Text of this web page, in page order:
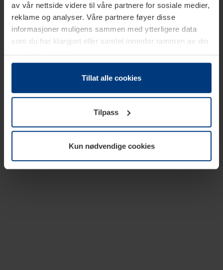
av vår nettside videre til våre partnere for sosiale medier,
reklame og analyser. Våre partnere føyer disse
informasjoner muligens sammen med ytterligere data
som du har klargjort eller samlet innenfor rammen av din
bruk av tjenestene.
Etter loven kan vi lagre informasjonskapsler på din
datamaskin, hvis disse er absolutt nødvendig for drift av
trenger vi din tillatelse. Du kan når som helst endre eller
tilbakekalle ditt samtykke i forklaringen av
informasjonskapselen på sidenPersonvernerklæringpå
Tillat alle cookies
Tilpass
Kun nødvendige cookies